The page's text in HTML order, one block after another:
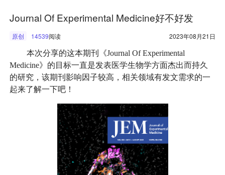
Journal Of Experimental Medicine好不好发
原创 14539阅读 2023年08月21日
本次分享的这本期刊《Journal Of Experimental
Medicine》的目标一直是发表医学生物学方面杰出而持久
的研究，该期刊影响因子较高，相关领域有发文需求的一
起来了解一下吧！